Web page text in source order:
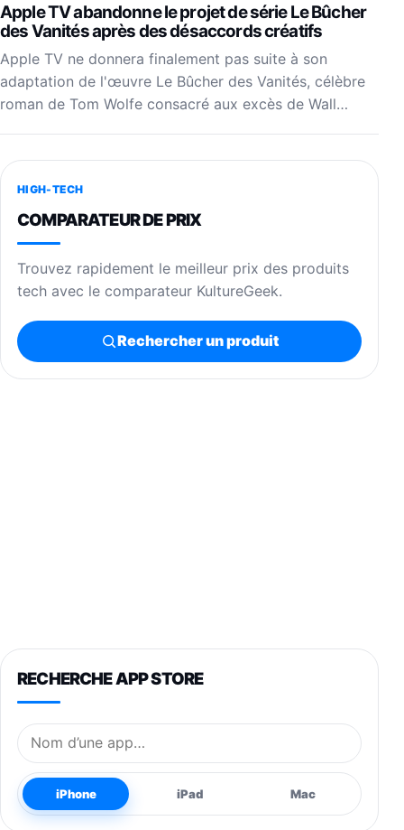
Apple TV abandonne le projet de série Le Bûcher
des Vanités après des désaccords créatifs
Apple TV ne donnera finalement pas suite à son
adaptation de l'œuvre Le Bûcher des Vanités, célèbre
roman de Tom Wolfe consacré aux excès de Wall…
HIGH-TECH
COMPARATEUR DE PRIX
Trouvez rapidement le meilleur prix des produits
tech avec le comparateur KultureGeek.
Rechercher un produit
RECHERCHE APP STORE
Nom de l’application
iPhone iPad Mac